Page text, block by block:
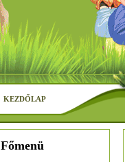
KEZDŐLAP
Főmenü